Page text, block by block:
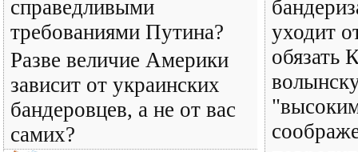
справедливыми
требованиями Путина?
Разве величие Америки
зависит от украинских
бандеровцев, а не от вас
самих?
уходит
обязать